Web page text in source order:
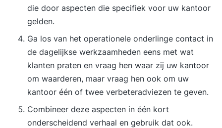
die door aspecten die specifiek voor uw kantoor
gelden.
Ga los van het operationele onderlinge contact in
de dagelijkse werkzaamheden eens met wat
klanten praten en vraag hen waar zij uw kantoor
om waarderen, maar vraag hen ook om uw
kantoor één of twee verbeteradviezen te geven.
Combineer deze aspecten in één kort
onderscheidend verhaal en gebruik dat ook.